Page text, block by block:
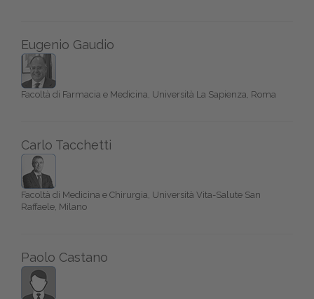
Eugenio Gaudio
Facoltà di Farmacia e Medicina, Università La Sapienza, Roma
Carlo Tacchetti
Facoltà di Medicina e Chirurgia, Università Vita-Salute San
Raffaele, Milano
Paolo Castano